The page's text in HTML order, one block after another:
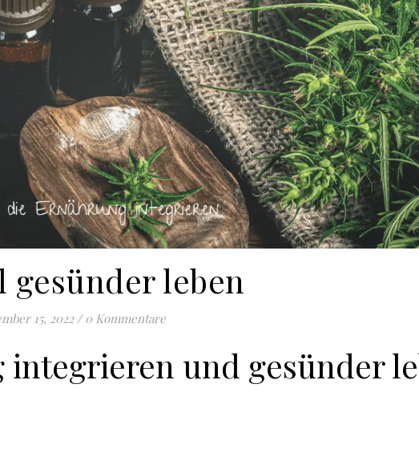
gesünder leben
15, 2022 / 0 Kommentare
und gesünder